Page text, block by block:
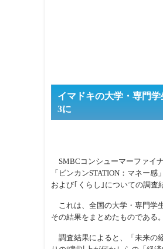
イマドキの大学・専門
3に
SMBCコンシューマーファイ
「ビンカンSTATION：マネー
および｢くらし｣についての調査
これは、全国の大学・専門学
その結果をまとめたものである
調査結果によると、「未来の